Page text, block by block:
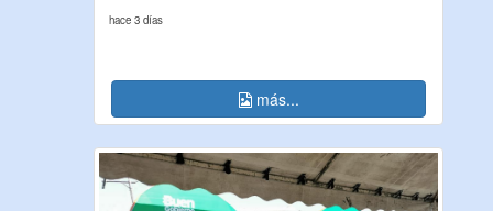
hace 3 días
más...